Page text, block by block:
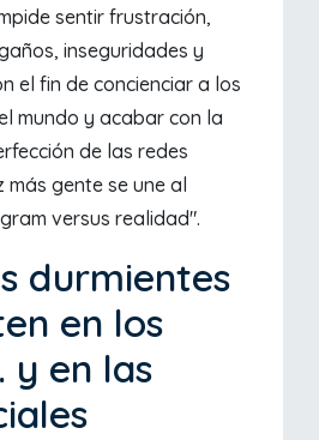
sentir frustración,
inseguridades y
el fin de concienciar a los
mundo y acabar con la
de las redes
más gente se une al
versus realidad".
durmientes
en los
y en las